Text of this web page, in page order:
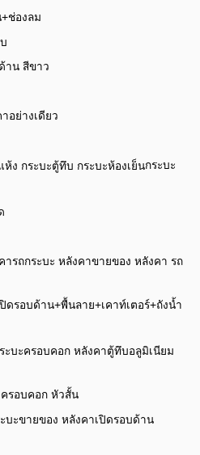
ช่องลม
าน สีขาว
อย่างเดียว
กระบะ
ดรอบด้าน+พื้นลาย+เคาท์เตอร์+ถังน้ำ
รอบคอก หัวสั้น